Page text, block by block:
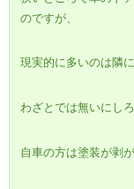
のですが、
現実的に多いのは隣
わざとでは無いにし
自車の方は塗装が剥